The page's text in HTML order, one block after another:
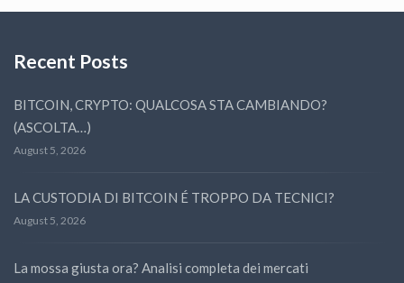
Recent Posts
BITCOIN, CRYPTO: QUALCOSA STA CAMBIANDO?
(ASCOLTA…)
August 5, 2026
LA CUSTODIA DI BITCOIN É TROPPO DA TECNICI?
August 5, 2026
La mossa giusta ora? Analisi completa dei mercati